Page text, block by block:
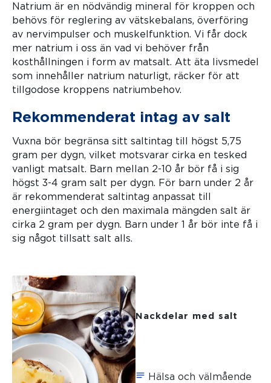
Natrium är en nödvändig mineral för kroppen och
behövs för reglering av vätskebalans, överföring
av nervimpulser och muskelfunktion. Vi får dock
mer natrium i oss än vad vi behöver från
kosthållningen i form av matsalt. Att äta livsmedel
som innehåller natrium naturligt, räcker för att
tillgodose kroppens natriumbehov.
Rekommenderat intag av salt
Vuxna bör begränsa sitt saltintag till högst 5,75
gram per dygn, vilket motsvarar cirka en tesked
vanligt matsalt. Barn mellan 2-10 år bör få i sig
högst 3-4 gram salt per dygn. För barn under 2 år
är rekommenderat saltintag anpassat till
energiintaget och den maximala mängden salt är
cirka 2 gram per dygn. Barn under 1 år bör inte få i
sig något tillsatt salt alls.
Nackdelar med salt
Hälsa och välmående